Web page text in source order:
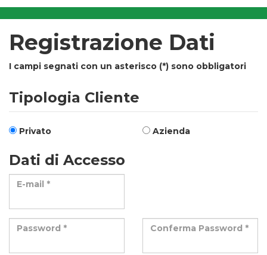
Registrazione Dati
I campi segnati con un asterisco (*) sono obbligatori
Tipologia Cliente
Privato Azienda
Dati di Accesso
E-mail *
Password * Conferma Password *